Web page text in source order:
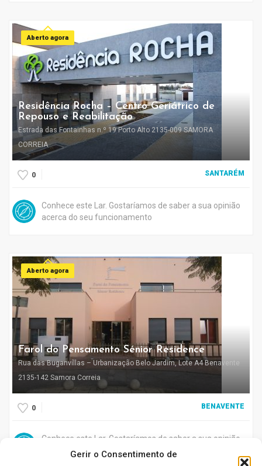
Gerir o Consentimento de
Aberto agora
Residência Rocha – Centro Geriátrico de
Repouso e Reabilitação
Estrada das Fontainhas n.º 19 Porto Alto 2135-009 SAMORA
CORREIA
0 SANTARÉM
Conhece este Lar. Gostaríamos de saber a sua opinião
acerca do seu funcionamento
Aberto agora
Farol do Pensamento Sénior Residence
Rua das Buganvíllas – Urbanização Belo Jardim, Lote A4 Benavente
2135-142 Samora Correia
0 BENAVENTE
Conhece este Lar. Gostaríamos de saber a sua opinião
acerca do seu funcionamento